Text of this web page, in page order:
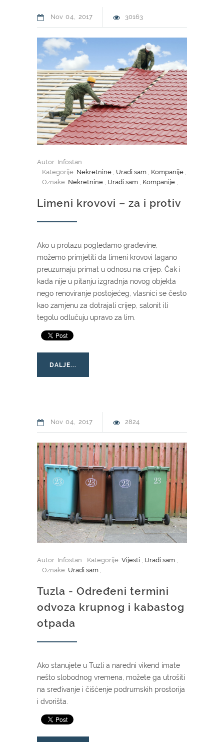
Nov 04 2017 30163
Autor: Infostan
Kategorije: Nekretnine , Uradi sam , Kompanije ,
Oznake: Nekretnine , Uradi sam , Kompanije ,
Limeni krovovi – za i protiv
Ako u prolazu pogledamo građevine,
možemo primjetiti da limeni krovovi lagano
preuzumaju primat u odnosu na crijep. Čak i
kada nije u pitanju izgradnja novog objekta
nego renoviranje postojećeg, vlasnici se često
kao zamjenu za dotrajali crijep, salonit ili
tegolu odlučuju upravo za lim.
DALJE...
Nov 04 2017 2824
Autor: Infostan Kategorije: Vijesti , Uradi sam ,
Oznake: Uradi sam ,
Tuzla - Određeni termini
odvoza krupnog i kabastog
otpada
Ako stanujete u Tuzli a naredni vikend imate
nešto slobodnog vremena, možete ga utrošiti
na sređivanje i čišćenje podrumskih prostorija
i dvorišta.